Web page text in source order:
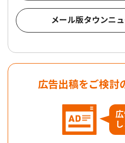
メール版タウンニ
広告出稿をご検討